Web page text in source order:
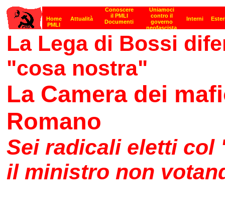
La Lega di Bossi
"cosa nostra"
La Camera dei
Romano
Sei radicali eletti
il ministro non